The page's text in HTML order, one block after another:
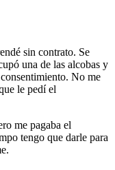
sin contrato. Se
una de las alcobas y
No me
le pedí el
me pagaba el
tengo que darle para